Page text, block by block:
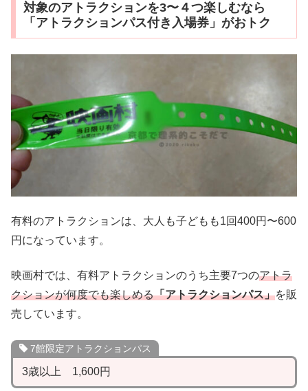
対象のアトラクションを3〜４つ楽しむなら
「アトラクションパス付き入場券」がおトク
有料のアトラクションは、大人も子どもも1回400円〜600
円になっています。
映画村では、有料アトラクションのうち主要7つのアトラ
クションが何度でも楽しめる「アトラクションパス」を販
売しています。
7館限定アトラクションパス
3歳以上 1,600円